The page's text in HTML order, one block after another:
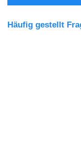
Häufig gestellt